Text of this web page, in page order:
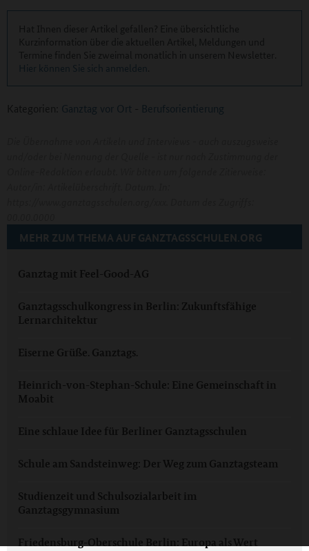
Hier können Sie sich anmelden
Kategorien: Ganztag vor Ort - Berufsorientierung
MEHR ZUM THEMA AUF GANZTAGSSCHULEN.ORG
Ganztag mit Feel-Good-AG
Ganztagsschulkongress in Berlin: Zukunftsfähige
Lernarchitektur
Eiserne Grüße. Ganztags.
Heinrich-von-Stephan-Schule: Eine Gemeinschaft in
Moabit
Eine schlaue Idee für Berliner Ganztagsschulen
Schule am Sandsteinweg: Der Weg zum Ganztagsteam
Studienzeit und Schulsozialarbeit im
Ganztagsgymnasium
Friedensburg-Oberschule Berlin: Europa als Wert